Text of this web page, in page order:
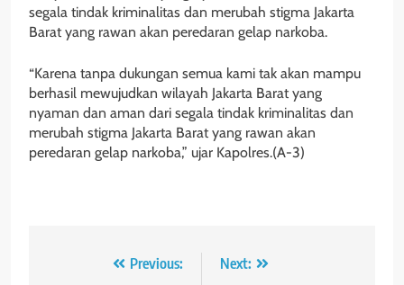
segala tindak kriminalitas dan merubah stigma Jakarta
Barat yang rawan akan peredaran gelap narkoba.
“Karena tanpa dukungan semua kami tak akan mampu
berhasil mewujudkan wilayah Jakarta Barat yang
nyaman dan aman dari segala tindak kriminalitas dan
merubah stigma Jakarta Barat yang rawan akan
peredaran gelap narkoba,” ujar Kapolres.(A-3)
Navigasi Previous:
Next: